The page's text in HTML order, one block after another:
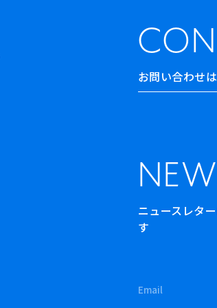
お問い合わせ
ニュースレタ
す